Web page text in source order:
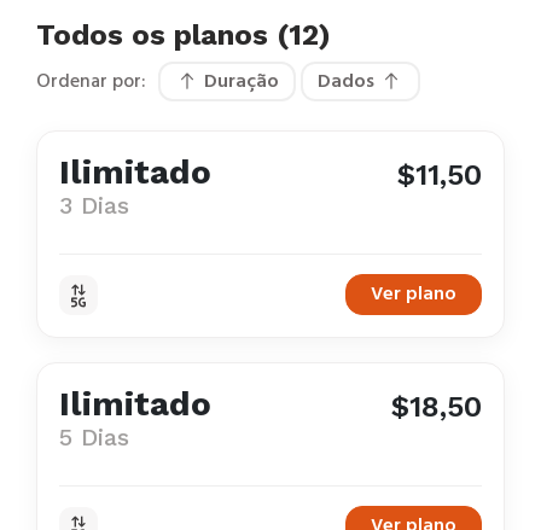
Todos os planos (12)
Ordenar por: Duração Dados
Ilimitado
3 Dias
$11,50
Ver plano
Ilimitado
5 Dias
$18,50